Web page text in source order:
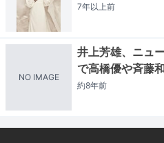
7年以上前
NO IMAGE
井上芳雄、ニュ
で高橋優や斉藤
約8年前